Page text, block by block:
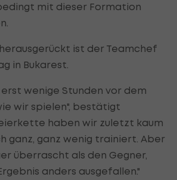
mit dieser Formation
ist der Teamchef
in Bukarest.
wenige Stunden vor dem
wir spielen", bestätigt
haben wir zuletzt kaum
ganz, ganz wenig trainiert. Aber
überrascht als den Gegner,
anders ausgefallen."